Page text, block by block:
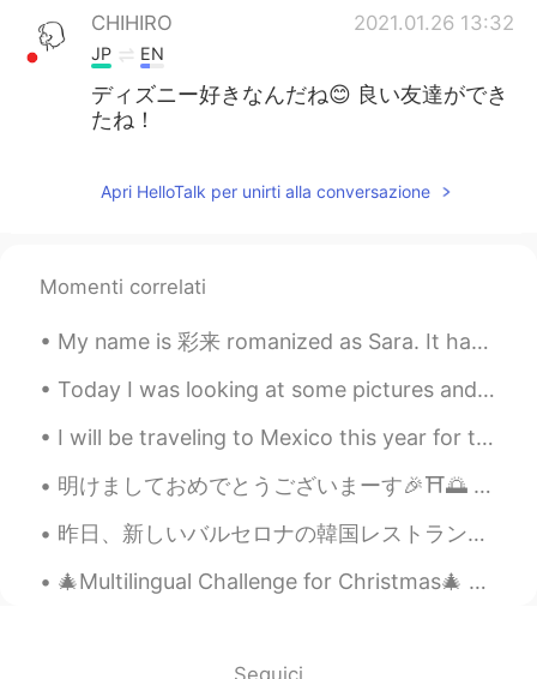
CHIHIRO 2021.01.26 13:32
JP EN
ディズニー好きなんだね😊 良い友達ができ
たね！
Apri HelloTalk per unirti alla conversazione
Momenti correlati
My name is 彩来 romanized as Sara. It has NO religious ties. I realize it’s a name in the bible, b...
Today I was looking at some pictures and I realized that I hadn't made any cornbread in a few wee...
I will be traveling to Mexico this year for the holidays! I haven’t been to Mexico in more than 1...
明けましておめでとうございまーす🎉⛩🌅 皆さん、素敵な一年になりますよう〜 去年できなかったことを全部やって、しばらく会えなかった人と会って、素敵な思い出を作ってくださいねぇ〜 今年も今年なり...
昨日、新しいバルセロナの韓国レストランでたべた。🥘🥘 このレストランは6日前に営業を開始しましたので、まだ人気ではなくて、静かな場所だった。スタフとチェフは韓国人だった、それで本物雰囲気がありま...
🎄Multilingual Challenge for Christmas🎄 🇺🇸🇫🇷🇰🇷🇩🇪🇨🇳🇯🇵 1. I bought you a present for Christmas, bu...